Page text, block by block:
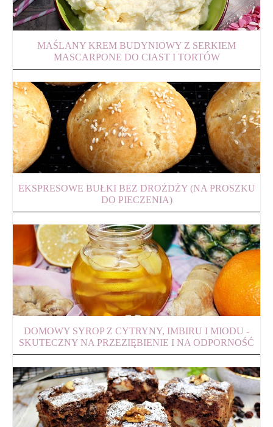
MAŚLANY KREM BUDYNIOWY Z SERKIEM
MASCARPONE DO CIAST I TORTÓW
EKSPRESOWE BUŁKI BEZ DROŻDŻY (NA PROSZKU
DO PIECZENIA)
DOMOWY SYROP Z CYTRYNY, IMBIRU I MIODU -
SKUTECZNY NA PRZEZIĘBIENIE I NA ODPORNOŚĆ